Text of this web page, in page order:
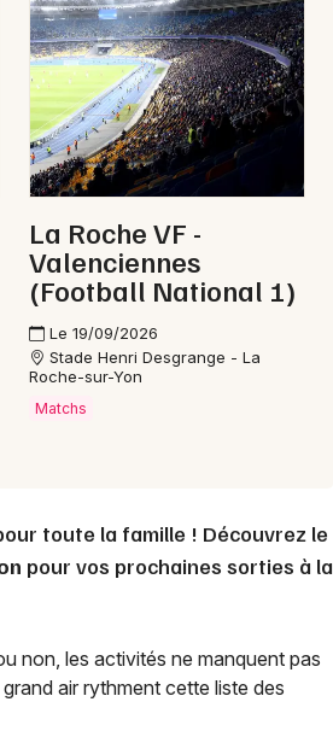
départements
Je m'abonne
La Roche VF -
Valenciennes
(Football National 1)
Le 19/09/2026
Stade Henri Desgrange - La
Roche-sur-Yon
Matchs
toute la famille ! Découvrez le
pour vos prochaines sorties à la
non, les activités ne manquent pas
air rythment cette liste des